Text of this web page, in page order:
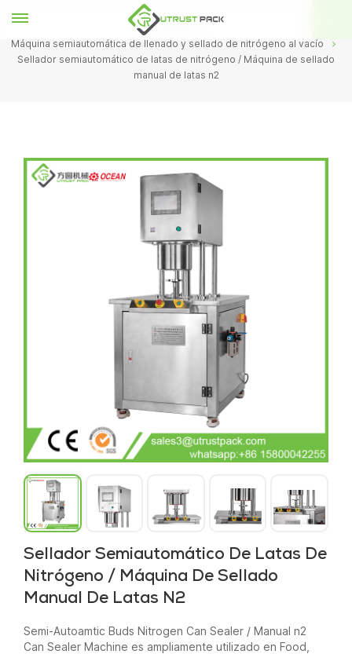
HOGAR
Máquina semiautomática de llenado y sellado de nitrógeno al vacío
Sellador semiautomático de latas de nitrógeno / Máquina de sellado
manual de latas n2
Sellador Semiautomático De Latas De
Nitrógeno / Máquina De Sellado
Manual De Latas N2
Semi-Autoamtic Buds Nitrogen Can Sealer / Manual n2
Can Sealer Machine es ampliamente utilizado en Food,